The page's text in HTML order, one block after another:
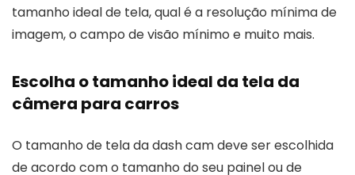
tamanho ideal de tela, qual é a resolução mínima de
imagem, o campo de visão mínimo e muito mais.
Escolha o tamanho ideal da tela da
câmera para carros
O tamanho de tela da dash cam deve ser escolhida
de acordo com o tamanho do seu painel ou de